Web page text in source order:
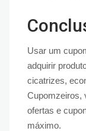
Usar um
adquirir
cicatrizes,
Cupomzeiros,
ofertas e
máximo.